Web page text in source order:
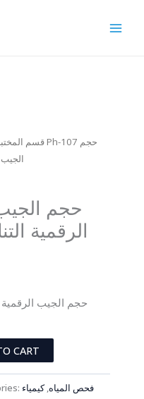
قسم
الرقمية
CART
فحص المياه,كيمياء